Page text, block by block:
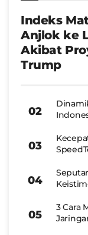
Indeks
Anjlok ke
Akibat
Trump
3 Cara